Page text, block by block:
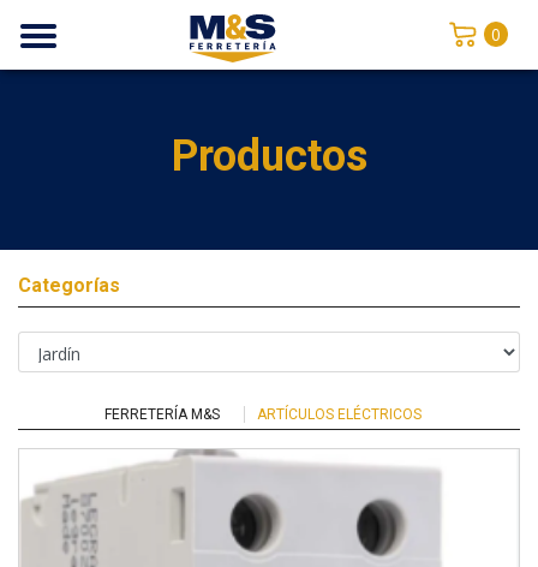
0
Productos
Categorías
FERRETERÍA M&S ARTÍCULOS ELÉCTRICOS